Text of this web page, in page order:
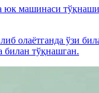
юк машинаси
олаётганда ўзи
билан тўқнашган.